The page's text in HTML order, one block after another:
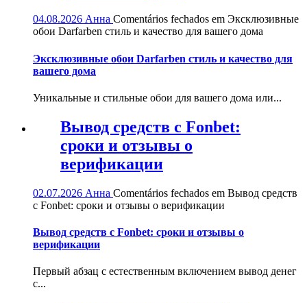
04.08.2026 Анна Comentários fechados em Эксклюзивные
обои Darfarben стиль и качество для вашего дома
Эксклюзивные обои Darfarben стиль и качество для
вашего дома
Уникальные и стильные обои для вашего дома или...
Вывод средств с Fonbet:
сроки и отзывы о
верификации
02.07.2026 Анна Comentários fechados em Вывод средств
с Fonbet: сроки и отзывы о верификации
Вывод средств с Fonbet: сроки и отзывы о
верификации
Первый абзац с естественным включением вывод денег
с...